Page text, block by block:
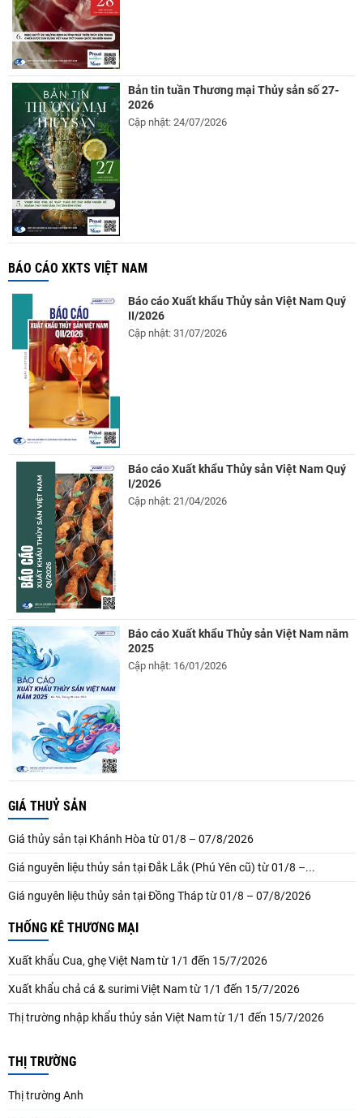
Bản tin tuần Thương mại Thủy sản số 27-
2026
Cập nhật: 24/07/2026
BÁO CÁO XKTS VIỆT NAM
Báo cáo Xuất khẩu Thủy sản Việt Nam Quý
II/2026
Cập nhật: 31/07/2026
Báo cáo Xuất khẩu Thủy sản Việt Nam Quý
I/2026
Cập nhật: 21/04/2026
Báo cáo Xuất khẩu Thủy sản Việt Nam năm
2025
Cập nhật: 16/01/2026
GIÁ THUỶ SẢN
Giá thủy sản tại Khánh Hòa từ 01/8 – 07/8/2026
Giá nguyên liệu thủy sản tại Đắk Lắk (Phú Yên cũ) từ 01/8 –...
Giá nguyên liệu thủy sản tại Đồng Tháp từ 01/8 – 07/8/2026
THỐNG KÊ THƯƠNG MẠI
Xuất khẩu Cua, ghẹ Việt Nam từ 1/1 đến 15/7/2026
Xuất khẩu chả cá & surimi Việt Nam từ 1/1 đến 15/7/2026
Thị trường nhập khẩu thủy sản Việt Nam từ 1/1 đến 15/7/2026
THỊ TRƯỜNG
Thị trường Anh